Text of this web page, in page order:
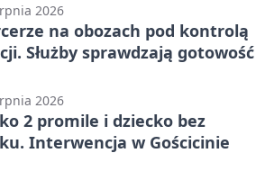
2026
na obozach pod kontrolą
Służby sprawdzają gotowość
2026
2 promile i dziecko bez
Interwencja w Gościcinie